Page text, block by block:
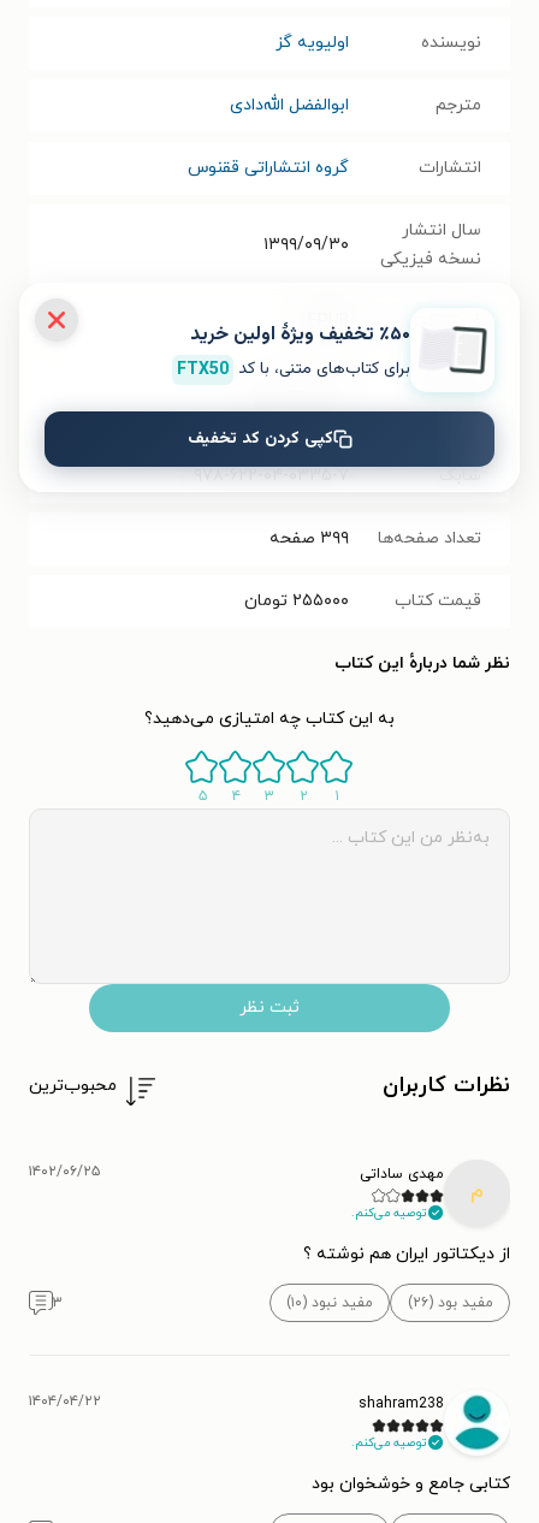
نویسنده اولیویه گز
مترجم ابوالفضل الله‌دادی
انتشارات گروه انتشاراتی ققنوس
سال انتشار
نسخه فیزیکی
۱۳۹۹/۰۹/۳۰
فرمت کتاب EPUB
حجم فایل
کتاب
شابک ۹۷۸-۶۲۲-۰۴-۰۳۳۵-۷
تعداد صفحه‌ها ۳۹۹ صفحه
قیمت کتاب ۲۵۵۰۰۰ تومان
نظر شما دربارهٔ این کتاب
به این کتاب چه امتیازی می‌دهید؟
۱ ۲ ۳ ۴ ۵
ثبت نظر
نظرات کاربران محبوب‌ترین
م
مهدی ساداتی
توصیه می‌کنم.
۱۴۰۲/۰۶/۲۵
از دیکتاتور ایران هم نوشته ؟
مفید بود (۲۶) مفید نبود (۱۰) ۳
shahram238
توصیه می‌کنم.
۱۴۰۴/۰۴/۲۲
کتابی جامع و خوشخوان بود
٪۵۰ تخفیف ویژۀ اولین خرید
برای کتاب‌های متنی، با کد FTX50
کپی کردن کد تخفیف